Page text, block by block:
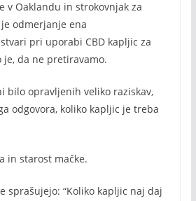
v Oaklandu in strokovnjak za
odmerjanje ena
pri uporabi CBD kapljic za
je, da ne pretiravamo.
bilo opravljenih veliko raziskav,
odgovora, koliko kapljic je treba
in starost mačke.
sprašujejo: “Koliko kapljic naj daj